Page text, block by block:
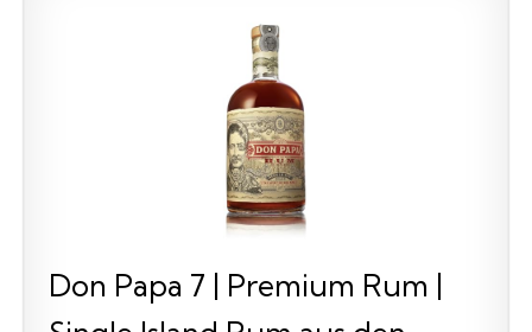
Don Papa 7 | Premium Rum |